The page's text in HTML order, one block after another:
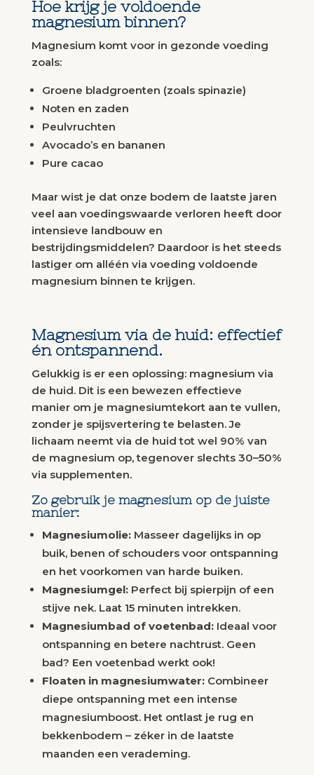
Hoe krijg je voldoende
magnesium binnen?
Magnesium komt voor in gezonde voeding
zoals:
Groene bladgroenten (zoals spinazie)
Noten en zaden
Peulvruchten
Avocado’s en bananen
Pure cacao
Maar wist je dat onze bodem de laatste jaren
veel aan voedingswaarde verloren heeft door
intensieve landbouw en
bestrijdingsmiddelen? Daardoor is het steeds
lastiger om alléén via voeding voldoende
magnesium binnen te krijgen.
Magnesium via de huid: effectief
én ontspannend.
Gelukkig is er een oplossing: magnesium via
de huid. Dit is een bewezen effectieve
manier om je magnesiumtekort aan te vullen,
zonder je spijsvertering te belasten. Je
lichaam neemt via de huid tot wel 90% van
de magnesium op, tegenover slechts 30–50%
via supplementen.
Zo gebruik je magnesium op de juiste
manier:
Magnesiumolie:Masseer dagelijks in op
buik, benen of schouders voor ontspanning
en het voorkomen van harde buiken.
Magnesiumgel:Perfect bij spierpijn of een
stijve nek. Laat 15 minuten intrekken.
Magnesiumbad of voetenbad:Ideaal voor
ontspanning en betere nachtrust. Geen
bad? Een voetenbad werkt ook!
Floaten in magnesiumwater:Combineer
diepe ontspanning met een intense
magnesiumboost. Het ontlast je rug en
bekkenbodem – zéker in de laatste
maanden een verademing.